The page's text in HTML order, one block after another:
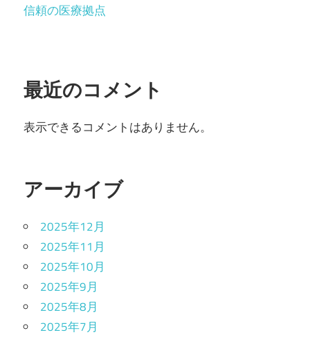
信頼の医療拠点
最近のコメント
表示できるコメントはありません。
アーカイブ
2025年12月
2025年11月
2025年10月
2025年9月
2025年8月
2025年7月